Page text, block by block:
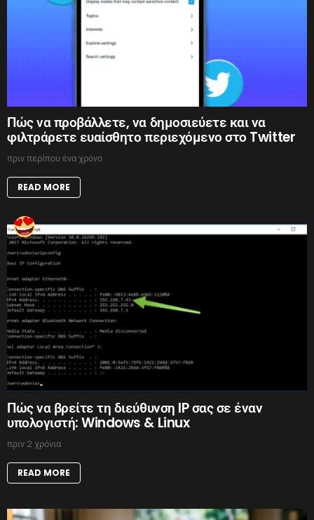
Πώς να προβάλλετε, να δημοσιεύετε και να
φιλτράρετε ευαίσθητο περιεχόμενο στο Twitter
πριν περίπου ένα χρόνο
READ MORE
Πώς να βρείτε τη διεύθυνση IP σας σε έναν
υπολογιστή: Windows & Linux
πριν 2 χρόνια
READ MORE